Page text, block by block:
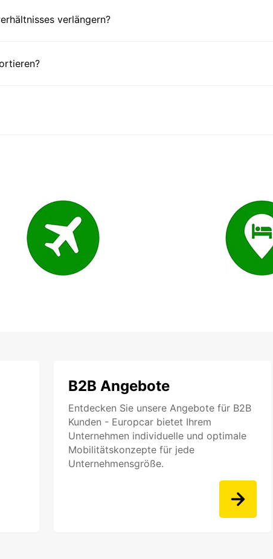
verlängern?
B2B Angebote
Entdecken Sie unsere Angebote für B2B
Kunden - Europcar bietet Ihrem
Unternehmen individuelle und optimale
Mobilitätskonzepte für jede
Unternehmensgröße.